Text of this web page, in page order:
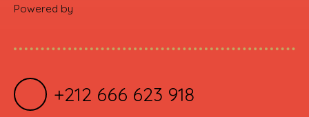
Powered by
+212 666 623 918